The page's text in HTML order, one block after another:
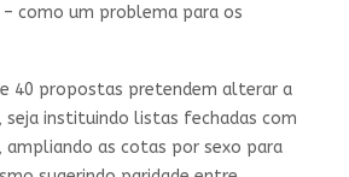
como um problema para os
40 propostas pretendem alterar a
instituindo listas fechadas com
ampliando as cotas por sexo para